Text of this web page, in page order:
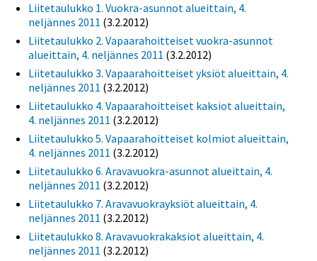
Liitetaulukko 1. Vuokra-asunnot alueittain, 4.
neljännes 2011 (3.2.2012)
Liitetaulukko 2. Vapaarahoitteiset vuokra-asunnot
alueittain, 4. neljännes 2011 (3.2.2012)
Liitetaulukko 3. Vapaarahoitteiset yksiöt alueittain, 4.
neljännes 2011 (3.2.2012)
Liitetaulukko 4. Vapaarahoitteiset kaksiot alueittain,
4. neljännes 2011 (3.2.2012)
Liitetaulukko 5. Vapaarahoitteiset kolmiot alueittain,
4. neljännes 2011 (3.2.2012)
Liitetaulukko 6. Aravavuokra-asunnot alueittain, 4.
neljännes 2011 (3.2.2012)
Liitetaulukko 7. Aravavuokrayksiöt alueittain, 4.
neljännes 2011 (3.2.2012)
Liitetaulukko 8. Aravavuokrakaksiot alueittain, 4.
neljännes 2011 (3.2.2012)